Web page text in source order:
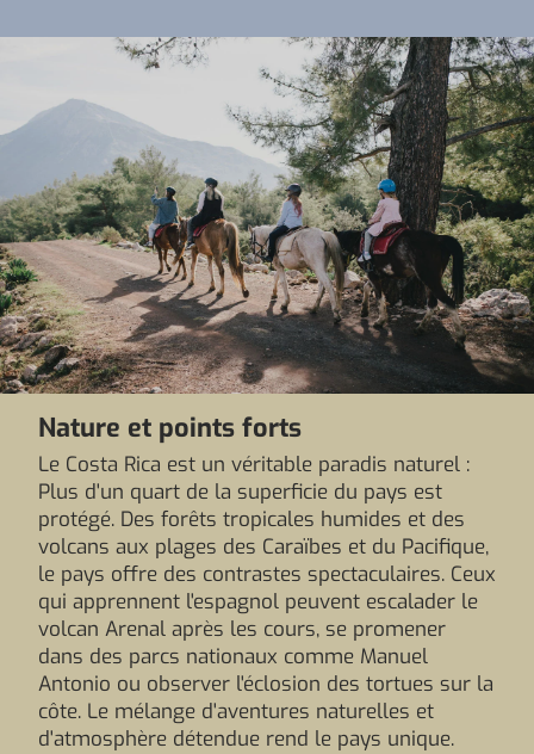
Nature et points forts
Le Costa Rica est un véritable paradis naturel :
Plus d'un quart de la superficie du pays est
protégé. Des forêts tropicales humides et des
volcans aux plages des Caraïbes et du Pacifique,
le pays offre des contrastes spectaculaires. Ceux
qui apprennent l'espagnol peuvent escalader le
volcan Arenal après les cours, se promener
dans des parcs nationaux comme Manuel
Antonio ou observer l'éclosion des tortues sur la
côte. Le mélange d'aventures naturelles et
d'atmosphère détendue rend le pays unique.